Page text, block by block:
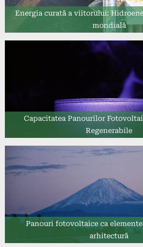
Energia curată a viitorului:
mondială
Capacitatea Panourilor
Regenerabile
Panouri fotovoltaice ca
arhitectură